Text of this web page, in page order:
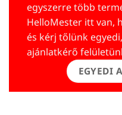
egyszerre több
HelloMester itt van,
és kérj tőlünk
ajánlatkérő
EGYEDI